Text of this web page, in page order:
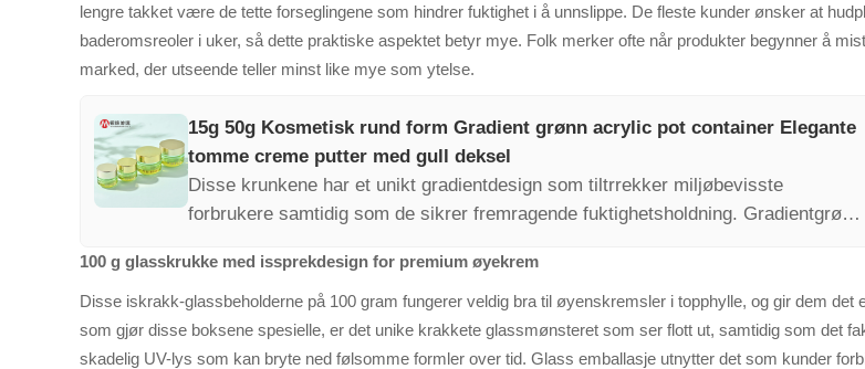
lengre takket være de tette forseglingene som hindrer fuktighet i å unnslippe. De fleste kunder ønsker at
baderomsreoler i uker, så dette praktiske aspektet betyr mye. Folk merker ofte når produkter begynner å
marked, der utseende teller minst like mye som ytelse.
15g 50g Kosmetisk rund form Gradient grønn acrylic pot container Elegante
tomme creme putter med gull deksel
Disse krunkene har et unikt gradientdesign som tiltrrekker miljøbevisste
forbrukere samtidig som de sikrer fremragende fuktighetsholdning. Gradientgrønn
markedsverdien deres.
100 g glasskrukke med issprekdesign for premium øyekrem
Disse iskrakk-glassbeholderne på 100 gram fungerer veldig bra til øyenskremsler i topphylle, og gir dem
som gjør disse boksene spesielle, er det unike krakkete glassmønsteret som ser flott ut, samtidig som det
skadelig UV-lys som kan bryte ned følsomme formler over tid. Glass emballasje utnytter det som kunder